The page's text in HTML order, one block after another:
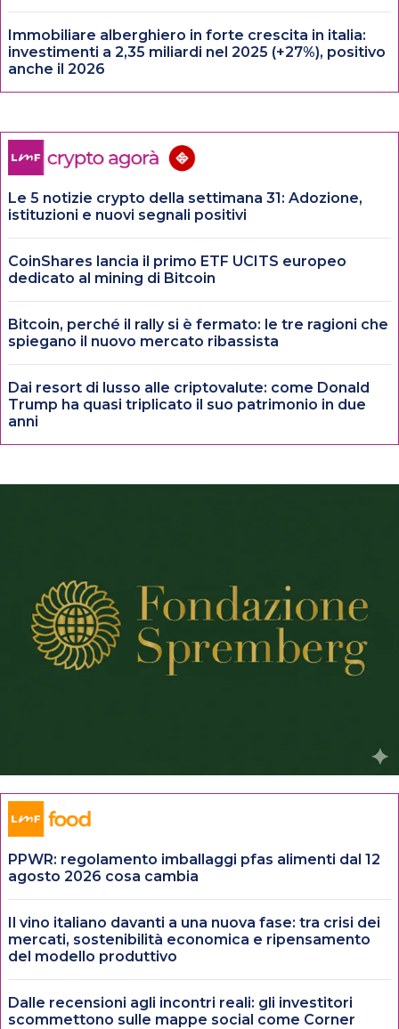
Immobiliare alberghiero in forte crescita in italia:
investimenti a 2,35 miliardi nel 2025 (+27%), positivo
anche il 2026
Le 5 notizie crypto della settimana 31: Adozione,
istituzioni e nuovi segnali positivi
CoinShares lancia il primo ETF UCITS europeo
dedicato al mining di Bitcoin
Bitcoin, perché il rally si è fermato: le tre ragioni che
spiegano il nuovo mercato ribassista
Dai resort di lusso alle criptovalute: come Donald
Trump ha quasi triplicato il suo patrimonio in due
anni
PPWR: regolamento imballaggi pfas alimenti dal 12
agosto 2026 cosa cambia
Il vino italiano davanti a una nuova fase: tra crisi dei
mercati, sostenibilità economica e ripensamento
del modello produttivo
Dalle recensioni agli incontri reali: gli investitori
scommettono sulle mappe social come Corner